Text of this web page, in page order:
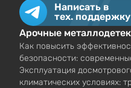
Написать в
тех. поддержку
Арочные
Как повысить
безопасности:
Эксплуатация
климатических условиях: